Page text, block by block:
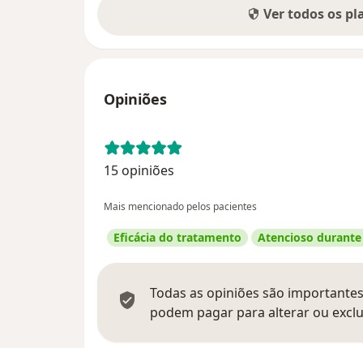
Ver todos os
Opiniões
15 opiniões
Mais mencionado pelos pacientes
Eficácia do tratamento Atencioso
Todas as opiniões são
podem pagar para alterar ou